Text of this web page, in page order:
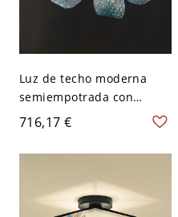
Luz de techo moderna
semiempotrada con
pantalla de vidrio en tono
pulgadas - 110 A 120 V 6
716,17 €